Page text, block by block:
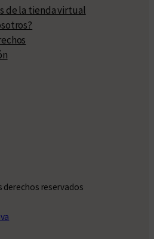
de la tienda virtual
derechos reservados